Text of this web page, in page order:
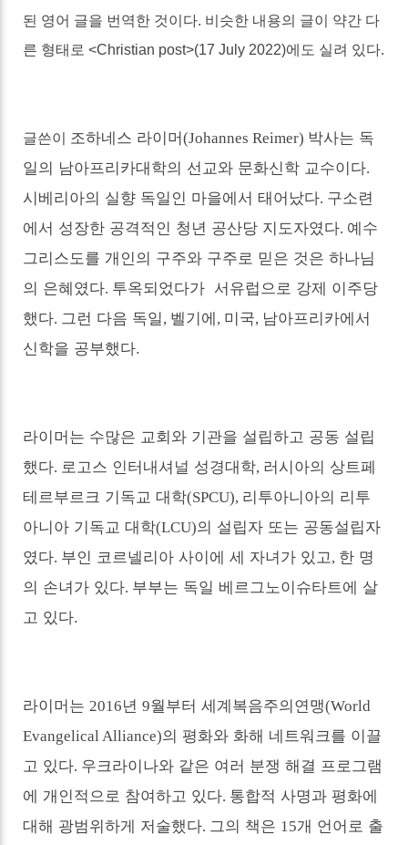
된 영어 글을 번역한 것이다. 비슷한 내용의 글이 약간 다
른 형태로<Christian post>(17 July 2022)에도 실려 있다.
글쓴이 조하네스 라이머(Johannes Reimer) 박사는 독
일의 남아프리카대학의 선교와 문화신학 교수이다.
시베리아의 실향 독일인 마을에서 태어났다. 구소련
에서 성장한 공격적인 청년 공산당 지도자였다. 예수
그리스도를 개인의 구주와 구주로 믿은 것은 하나님
의 은혜였다. 투옥되었다가 서유럽으로 강제 이주당
했다. 그런 다음 독일, 벨기에, 미국, 남아프리카에서
신학을 공부했다.
라이머는 수많은 교회와 기관을 설립하고 공동 설립
했다. 로고스 인터내셔널 성경대학, 러시아의 상트페
테르부르크 기독교 대학(SPCU), 리투아니아의 리투
아니아 기독교 대학(LCU)의 설립자 또는 공동설립자
였다. 부인 코르넬리아 사이에 세 자녀가 있고, 한 명
의 손녀가 있다. 부부는 독일 베르그노이슈타트에 살
고 있다.
라이머는 2016년9월부터 세계복음주의연맹(World
Evangelical Alliance)의 평화와 화해 네트워크를 이끌
고 있다. 우크라이나와 같은 여러 분쟁 해결 프로그램
에 개인적으로 참여하고 있다. 통합적 사명과 평화에
대해 광범위하게 저술했다. 그의 책은 15개 언어로 출